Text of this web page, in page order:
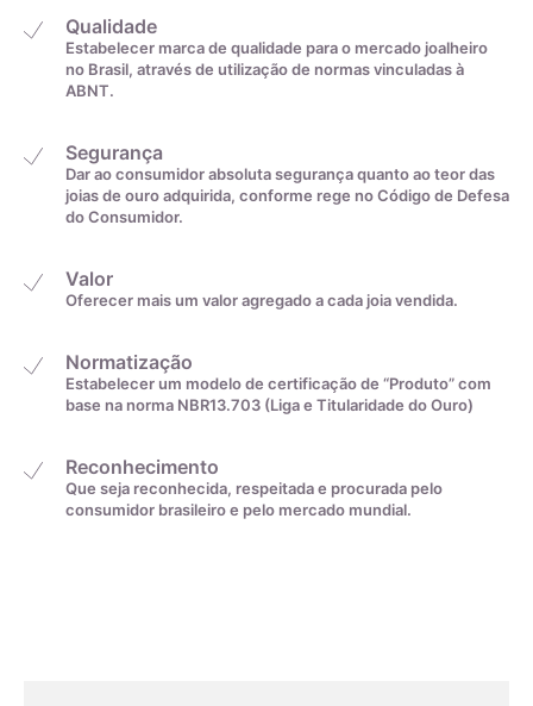
Qualidade
Estabelecer marca de qualidade para o mercado joalheiro
no Brasil, através de utilização de normas vinculadas à
ABNT.
Segurança
Dar ao consumidor absoluta segurança quanto ao teor das
joias de ouro adquirida, conforme rege no Código de Defesa
do Consumidor.
Valor
Oferecer mais um valor agregado a cada joia vendida.
Normatização
Estabelecer um modelo de certificação de “Produto” com
base na norma NBR13.703 (Liga e Titularidade do Ouro)
Reconhecimento
Que seja reconhecida, respeitada e procurada pelo
consumidor brasileiro e pelo mercado mundial.